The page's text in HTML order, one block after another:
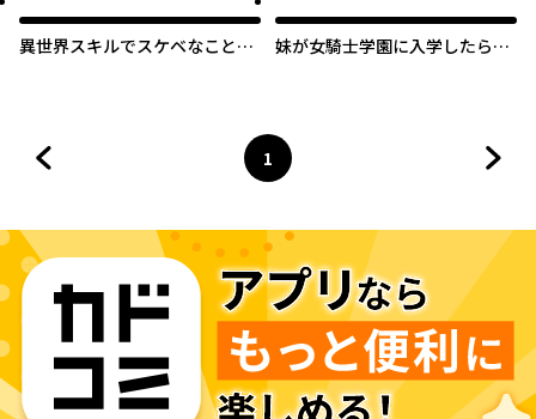
異世界スキルでスケベなことを
妹が女騎士学園に入学したらな
ページ
1
へ